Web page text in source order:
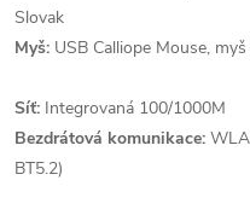
Slovak
Myš: USB Calliope Mouse,
Síť: Integrovaná 100/1000M
Bezdrátová komunikace:
BT5.2)